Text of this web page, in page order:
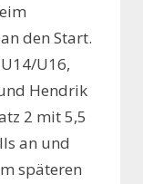
den Start.
U16,
Hendrik
2 mit 5,5
an und
späteren